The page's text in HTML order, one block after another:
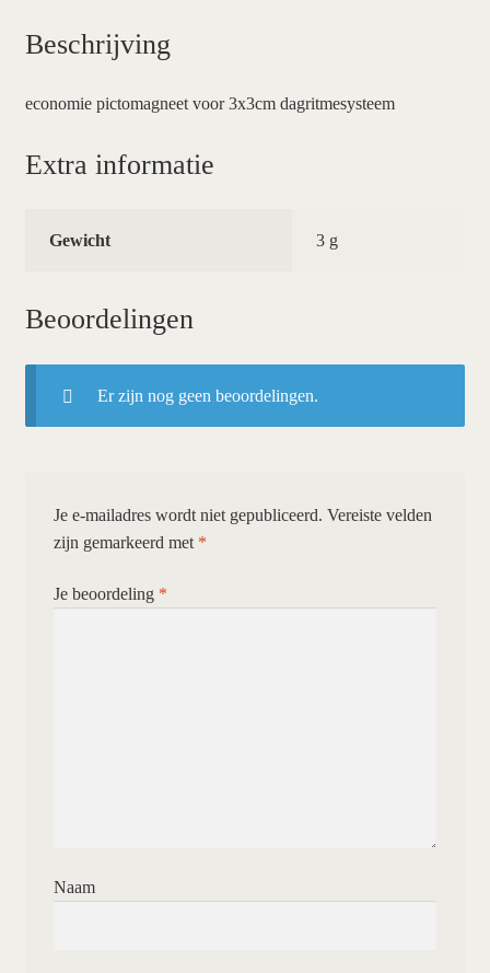
Beschrijving
economie pictomagneet voor 3x3cm dagritmesysteem
Extra informatie
Gewicht 3 g
Beoordelingen
Er zijn nog geen beoordelingen.
Je e-mailadres wordt niet gepubliceerd. Vereiste velden
zijn gemarkeerd met *
Je beoordeling *
Naam